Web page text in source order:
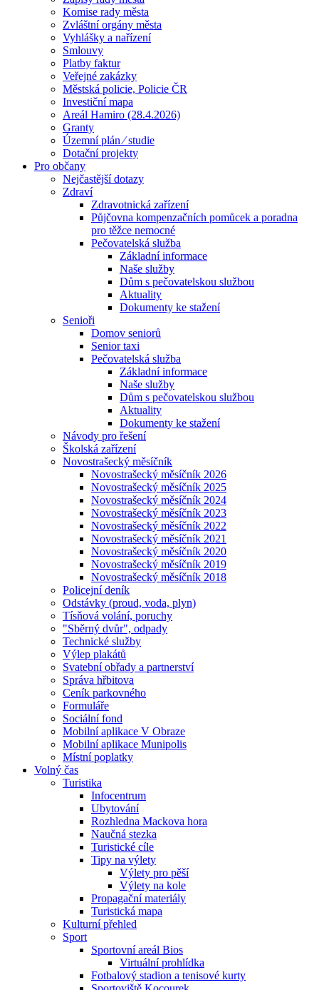
Komise rady města
Zvláštní orgány města
Vyhlášky a nařízení
Smlouvy
Platby faktur
Veřejné zakázky
Městská policie, Policie ČR
Investiční mapa
Areál Hamiro (28.4.2026)
Granty
Územní plán ⁄ studie
Dotační projekty
Pro občany
Nejčastější dotazy
Zdraví
Zdravotnická zařízení
Půjčovna kompenzačních pomůcek a poradna
pro těžce nemocné
Pečovatelská služba
Základní informace
Naše služby
Dům s pečovatelskou službou
Aktuality
Dokumenty ke stažení
Senioři
Domov seniorů
Senior taxi
Pečovatelská služba
Základní informace
Naše služby
Dům s pečovatelskou službou
Aktuality
Dokumenty ke stažení
Návody pro řešení
Školská zařízení
Novostrašecký měsíčník
Novostrašecký měsíčník 2026
Novostrašecký měsíčník 2025
Novostrašecký měsíčník 2024
Novostrašecký měsíčník 2023
Novostrašecký měsíčník 2022
Novostrašecký měsíčník 2021
Novostrašecký měsíčník 2020
Novostrašecký měsíčník 2019
Novostrašecký měsíčník 2018
Policejní deník
Odstávky (proud, voda, plyn)
Tísňová volání, poruchy
"Sběrný dvůr", odpady
Technické služby
Výlep plakátů
Svatební obřady a partnerství
Správa hřbitova
Ceník parkovného
Formuláře
Sociální fond
Mobilní aplikace V Obraze
Mobilní aplikace Munipolis
Místní poplatky
Volný čas
Turistika
Infocentrum
Ubytování
Rozhledna Mackova hora
Naučná stezka
Turistické cíle
Tipy na výlety
Výlety pro pěší
Výlety na kole
Propagační materiály
Turistická mapa
Kulturní přehled
Sport
Sportovní areál Bios
Virtuální prohlídka
Fotbalový stadion a tenisové kurty